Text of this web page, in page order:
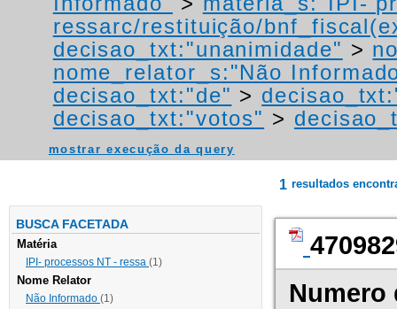
ressarc/restituição/
decisao_txt:"unanimidade" >
nome_relator_s:"Não
decisao_txt:"de" >
decisao_txt:"votos" >
mostrar execução da query
BUSCA FACETADA
Matéria
IPI- processos NT - ressa (1)
Nome Relator
Não Informado (1)
1 resultados
Numero